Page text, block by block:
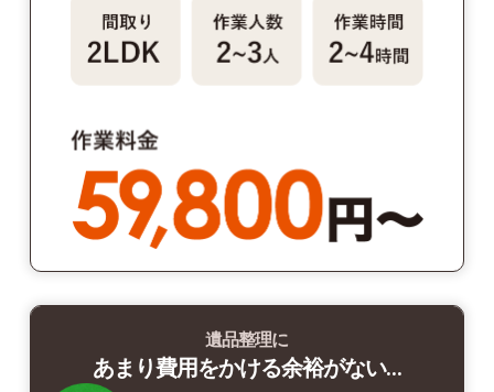
遺品整理に
あまり費用をかける余裕がない…